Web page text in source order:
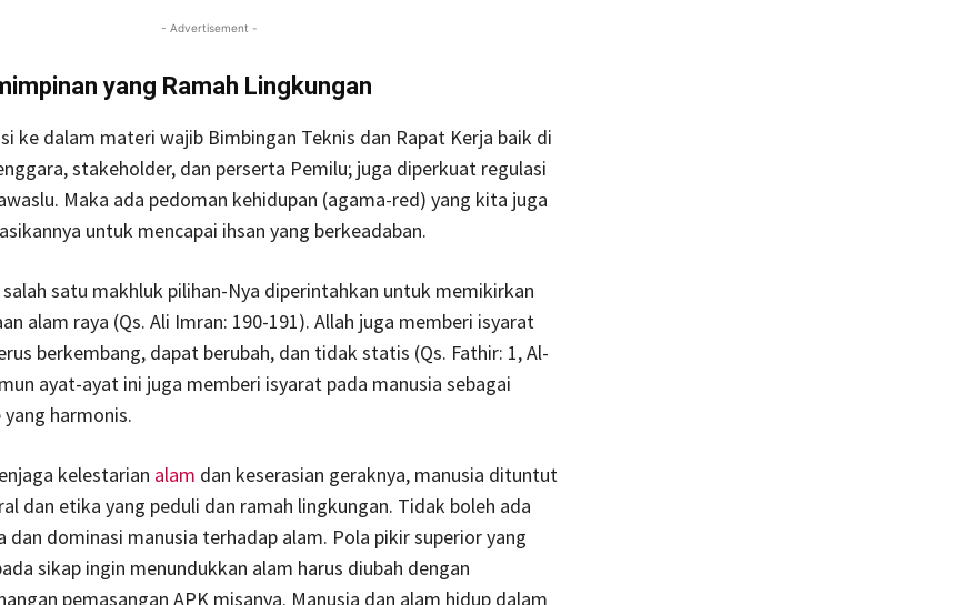
- Advertisement -
yang Ramah Lingkungan
ke dalam materi wajib Bimbingan Teknis dan Rapat Kerja baik di
stakeholder, dan perserta Pemilu; juga diperkuat regulasi
Maka ada pedoman kehidupan (agama-red) yang kita juga
untuk mencapai ihsan yang berkeadaban.
salah satu makhluk pilihan-Nya diperintahkan untuk memikirkan
alam raya (Qs. Ali Imran: 190-191). Allah juga memberi isyarat
berkembang, dapat berubah, dan tidak statis (Qs. Fathir: 1, Al-
ayat-ayat ini juga memberi isyarat pada manusia sebagai
harmonis.
kelestarian alam dan keserasian geraknya, manusia dituntut
dan etika yang peduli dan ramah lingkungan. Tidak boleh ada
dan dominasi manusia terhadap alam. Pola pikir superior yang
sikap ingin menundukkan alam harus diubah dengan
pemasangan APK misanya. Manusia dan alam hidup dalam